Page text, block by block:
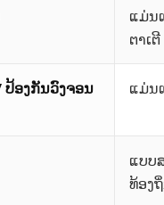
ແມ່ນ
ຕາເຕີ
ອງກັນວົງຈອນ
ແມ່ນ
ແບບ
ທ້ອງ